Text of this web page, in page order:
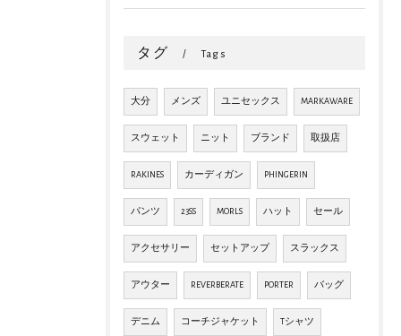
タグ Tags
大分 メンズ ユニセックス MARKAWARE
スウェット ニット ブランド 取扱店
RAKINES カーディガン PHINGERIN
パンツ 23SS MORLS ハット セール
アクセサリー セットアップ スラックス
アウター REVERBERATE PORTER バッグ
デニム コーチジャケット Tシャツ